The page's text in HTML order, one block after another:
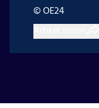
© OE24